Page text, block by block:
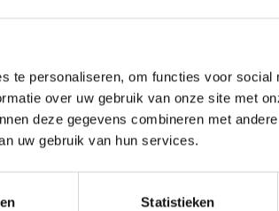
te personaliseren, om functies voor social
over uw gebruik van onze site met
deze gegevens combineren met
uw gebruik van hun services.
Statistieken